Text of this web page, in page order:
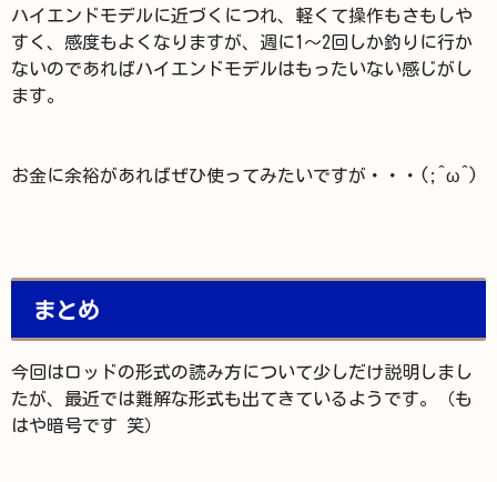
ハイエンドモデルに近づくにつれ、軽くて操作もさもしや
すく、感度もよくなりますが、週に1～2回しか釣りに行か
ないのであればハイエンドモデルはもったいない感じがし
ます。
お金に余裕があればぜひ使ってみたいですが・・・(;^ω^)
まとめ
今回はロッドの形式の読み方について少しだけ説明しまし
たが、最近では難解な形式も出てきているようです。（も
はや暗号です 笑）